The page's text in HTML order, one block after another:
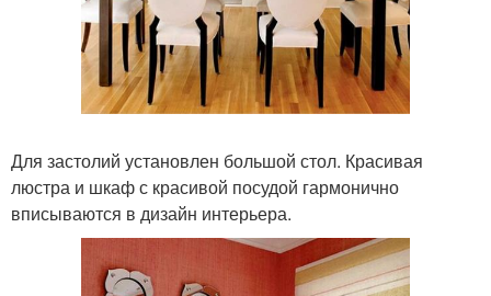
Для застолий установлен большой стол. Красивая
люстра и шкаф с красивой посудой гармонично
вписываются в дизайн интерьера.